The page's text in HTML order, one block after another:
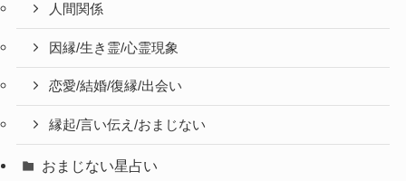
人間関係
因縁/生き霊/心霊現象
恋愛/結婚/復縁/出会い
縁起/言い伝え/おまじない
おまじない星占い